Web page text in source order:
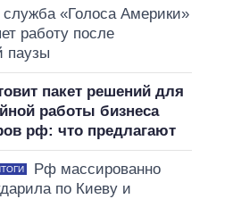
служба «Голоса Америки»
работу после
паузы
пакет решений для
работы бизнеса
рф: что предлагают
Рф массированно
по Киеву и